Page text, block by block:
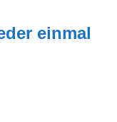
einmal